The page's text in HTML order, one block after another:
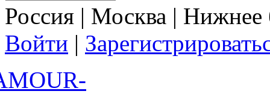
Россия | Москва |
Войти |